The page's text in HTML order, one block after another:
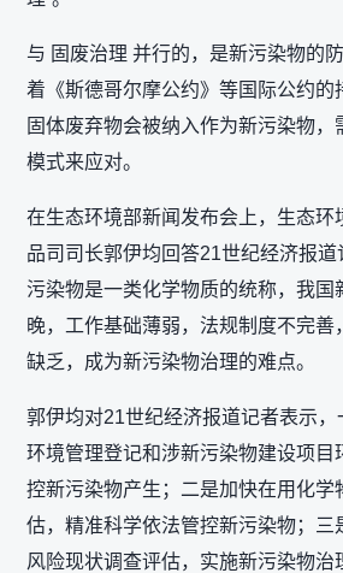
与 固废治理 并行的，是新污染物的
着《斯德哥尔摩公约》等国际公约的
固体废弃物会被纳入作为新污染物，
模式来应对。
在生态环境部新闻发布会上，生态环
品司司长郭伊均回答21世纪经济报
污染物是一类化学物质的统称，我国
晚，工作基础薄弱，法规制度不完善
缺乏，成为新污染物治理的难点。
郭伊均对21世纪经济报道记者表示
环境管理登记和涉新污染物建设项目
控新污染物产生；二是加快在用化学
估，精准科学依法管控新污染物；三
风险现状调查评估，实施新污染物治